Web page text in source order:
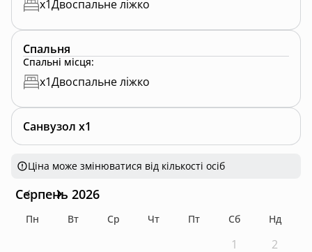
x1Двоспальне ліжко
Спальня
Спальні місця:
x1Двоспальне ліжко
Санвузол x1
Ціна може змінюватися від кількості осіб
Серпень 2026
Пн Вт Ср Чт Пт Сб Нд
1 2